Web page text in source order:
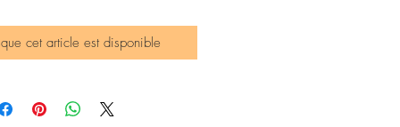
cet article est disponible